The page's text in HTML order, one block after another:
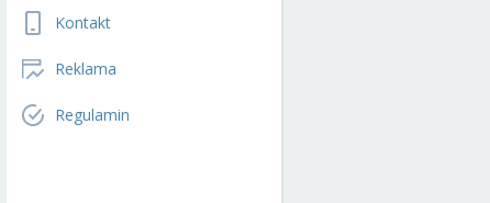
Kontakt
Reklama
Regulamin